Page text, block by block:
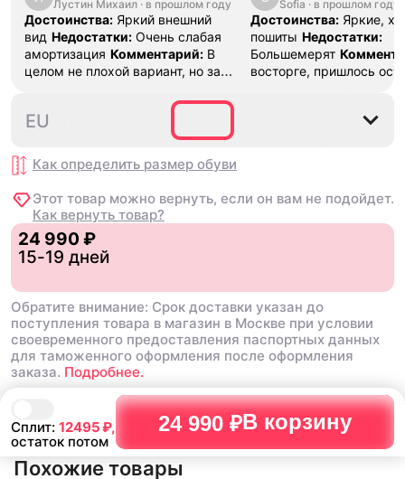
Сплит: 12495₽,
остаток потом
24 990 ₽В корзину
"Bright Crimson" PF
Лустин Михаил · в прошлом году
Достоинства: Яркий внешний
вид Недостатки: Очень слабая
амортизация Комментарий: В
целом не плохой вариант, но за
множество других более хороших
баскетбольных кроссовок
SE "Turf
Sofia · в прошлом году
Достоинства: Яркие,
пошиты Недостатки:
Большемерят
восторге, пришлось
42.5
EU
Как определить размер обуви
Этот товар можно вернуть, если он вам не подойдет.
Как вернуть товар?
24 990 ₽
15-19 дней
Обратите внимание: Срок доставки указан до
поступления товара в магазин в Москве при условии
своевременного предоставления паспортных данных
для таможенного оформления после оформления
заказа. Подробнее.
Похожие товары